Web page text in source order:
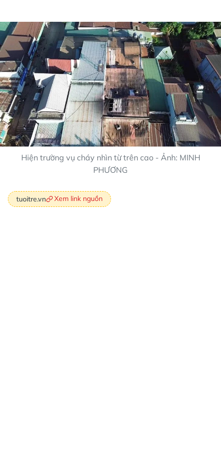
Hiện trường vụ cháy nhìn từ trên cao - Ảnh: MINH
PHƯƠNG
tuoitre.vn Xem link nguồn